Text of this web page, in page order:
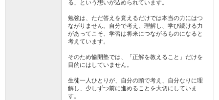
る」という想いが込められています。
勉強は、ただ答えを覚えるだけでは本当の力にはつ
ながりません。自分で考え、理解し、学び続ける力
があってこそ、学習は将来につながるものになると
考えています。
そのため愉開塾では、「正解を教えること」だけを
目的にはしていません。
生徒一人ひとりが、自分の頭で考え、自分なりに理
解し、少しずつ前に進めることを大切にしていま
す。